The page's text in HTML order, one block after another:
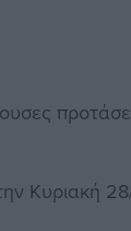
Κυριακή